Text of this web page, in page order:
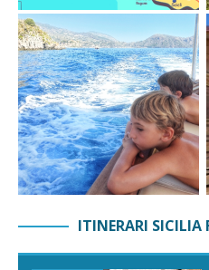
ITINERARI SICILIA